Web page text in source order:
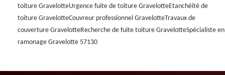
toiture GravelotteUrgence fuite de toiture GravelotteEtanchéité de
toiture GravelotteCouvreur professionnel GravelotteTravaux de
couverture GravelotteRecherche de fuite toiture GravelotteSpécialiste en
ramonage Gravelotte 57130